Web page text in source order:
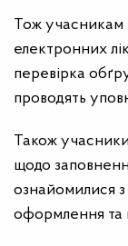
Тож учасникам
електронних
перевірка
проводять
Також учасники
щодо
ознайомилися
оформлення та